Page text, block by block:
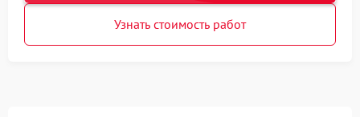
Узнать стоимость работ